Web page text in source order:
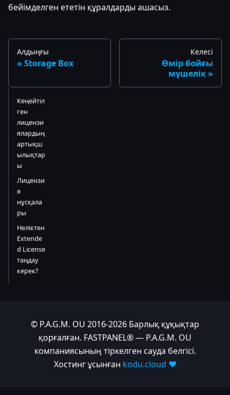
бейімделген ететін құралдарды ашасыз.
Алдыңғы
Storage Box
Келесі
Өмір бойғы
мүшелік
Кеңейтіл
ген
лицензи
ялардың
артықш
ылықтар
ы
Лицензи
я
нұсқала
ры
Неліктен
Extende
d License
таңдау
керек?
© P.A.G.M. OU 2016-2026 Барлық құқықтар
қорғалған. FASTPANEL® — P.A.G.M. OU
компаниясының тіркелген сауда белгісі.
Хостинг ұсынған kodu.cloud ❤️